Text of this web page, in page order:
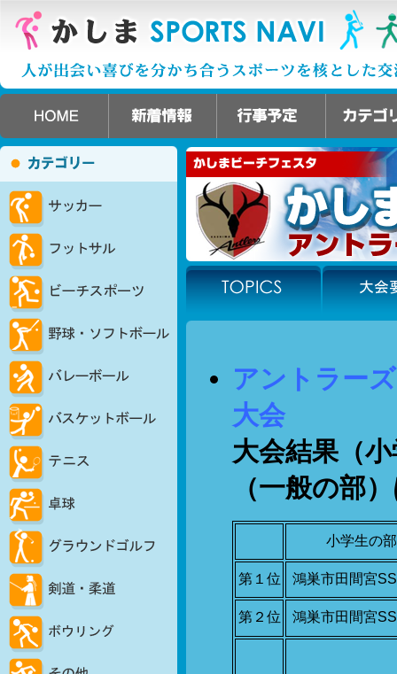
アントラー
大会
大会結果（
（一般の部
小学生の部
第１位 鴻巣市田間宮
第２位 鴻巣市田間宮